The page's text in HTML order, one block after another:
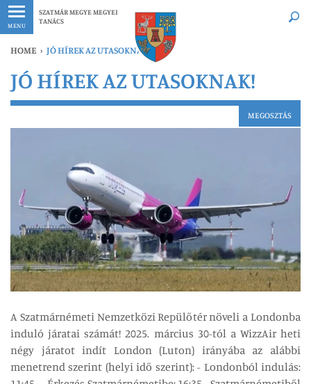
MENU
SZATMÁR MEGYE MEGYEI
TANÁCS
Legfrissebb Bármikor
HOME › JÓ HÍREK AZ UTASOKNAK!
JÓ HÍREK AZ UTASOKNAK!
MEGOSZTÁS
A Szatmárnémeti Nemzetközi Repülőtér növeli a Londonba
induló járatai számát! 2025. március 30-tól a WizzAir heti
négy járatot indít London (Luton) irányába az alábbi
menetrend szerint (helyi idő szerint): - Londonból indulás: